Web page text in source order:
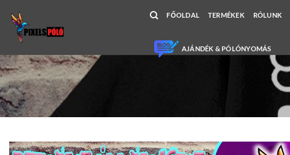
content
FŐOLDAL TERMÉKEK RÓLUNK
AJÁNDÉK & PÓLÓNYOMÁS